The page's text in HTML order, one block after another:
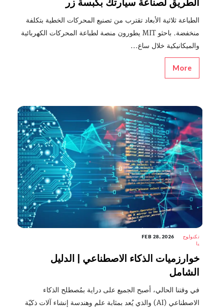
الطريق لصناعة سيارتك بكبسة زر
الطباعة ثلاثية الأبعاد تقترب من تصنيع المحركات الخطية بتكلفة
منخفضة. باحثو MIT يطورون منصة لطباعة المحركات الكهربائية
والميكانيكية خلال ساع...
More
تكنولوج
يا
FEB 28, 2026
خوارزميات الذكاء الاصطناعي | الدليل
الشامل
في وقتنا الحالي، أصبح الجميع على دراية بمُصطلح الذكاء
الاصطناعي (AI) والذي يُعد بمثابة علم وهندسة إنشاء آلات ذكيّة